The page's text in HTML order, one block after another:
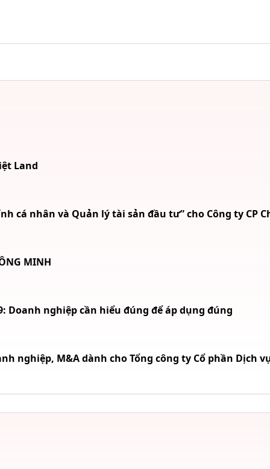
Land
cá nhân và Quản lý tài sản đầu tư” cho Công ty CP
MINH
Doanh nghiệp cần hiểu đúng để áp dụng đúng
nghiệp, M&A dành cho Tổng công ty Cổ phần Dịch